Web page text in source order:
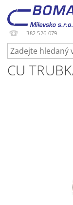
382 526 079
CU